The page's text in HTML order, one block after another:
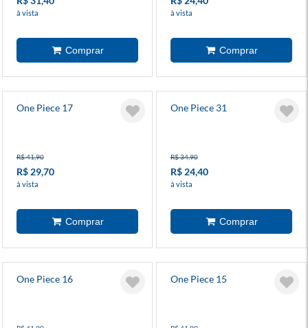
à vista à vista
One Piece 17
R$ 41,90
R$ 29,70
à vista
One Piece 31
R$ 34,90
R$ 24,40
à vista
One Piece 16 One Piece 15